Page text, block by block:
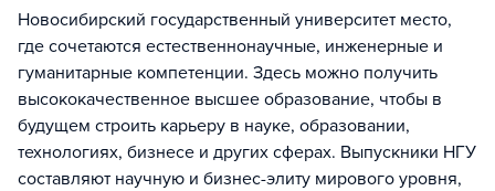
Новосибирский государственный университет место,
где сочетаются естественнонаучные, инженерные и
гуманитарные компетенции. Здесь можно получить
высококачественное высшее образование, чтобы в
будущем строить карьеру в науке, образовании,
технологиях, бизнесе и других сферах. Выпускники НГУ
составляют научную и бизнес-элиту мирового уровня,